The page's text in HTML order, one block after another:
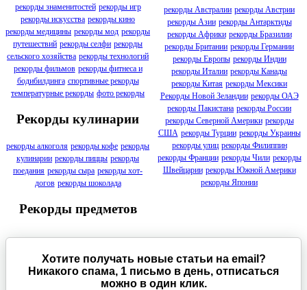
рекорды знаменитостей рекорды игр
рекорды искусства рекорды кино
рекорды медицины рекорды мод рекорды
путешествий рекорды селфи рекорды
сельского хозяйства рекорды технологий
рекорды фильмов рекорды фитнеса и
бодибилдинга спортивные рекорды
температурные рекорды фото рекорды
Рекорды кулинарии
рекорды алкоголя рекорды кофе рекорды
кулинарии рекорды пиццы рекорды
поедания рекорды сыра рекорды хот-
догов рекорды шоколада
Рекорды предметов
рекорды Австралии рекорды Австрии
рекорды Азии рекорды Антарктиды
рекорды Африки рекорды Бразилии
рекорды Британии рекорды Германии
рекорды Европы рекорды Индии
рекорды Италии рекорды Канады
рекорды Китая рекорды Мексики
Рекорды Новой Зеландии рекорды ОАЭ
рекорды Пакистана рекорды России
рекорды Северной Америки рекорды
США рекорды Турции рекорды Украины
рекорды улиц рекорды Филиппин
рекорды Франции рекорды Чили рекорды
Швейцарии рекорды Южной Америки
рекорды Японии
Хотите получать новые статьи на email?
Никакого спама, 1 письмо в день, отписаться
можно в один клик.